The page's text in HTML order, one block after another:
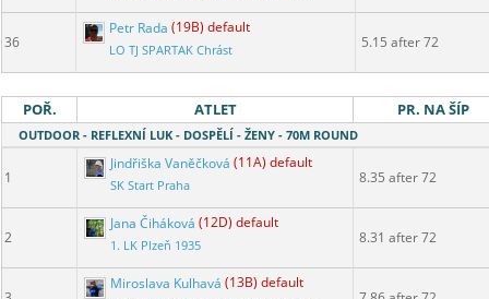
36
Petr Rada (19B) default
LO TJ SPARTAK Chrást 5.15 after 72
POŘ. ATLET PR. NA ŠÍP
OUTDOOR - REFLEXNÍ LUK - DOSPĚLÍ - ŽENY - 70M ROUND
1
Jindřiška Vaněčková (11A) default
SK Start Praha 8.35 after 72
2
Jana Čiháková (12D) default
1. LK Plzeň 1935 8.31 after 72
Miroslava Kulhavá (13B) default